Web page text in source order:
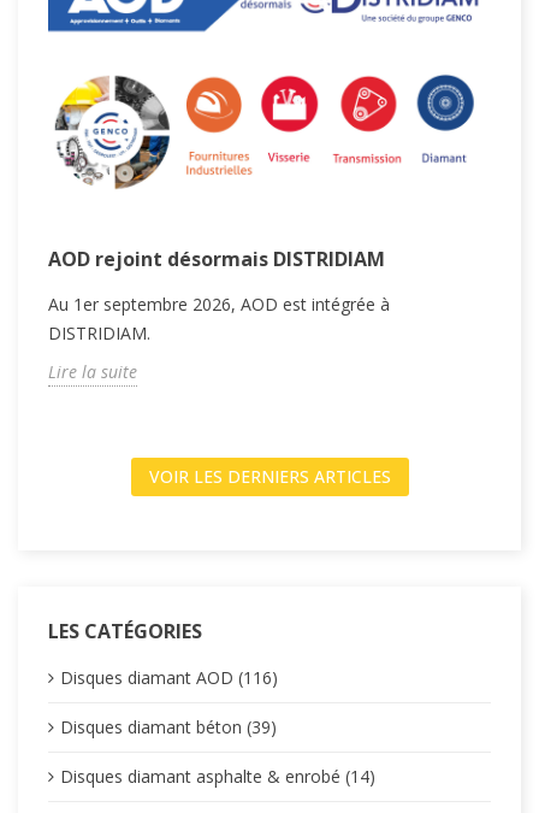
AOD rejoint désormais DISTRIDIAM
Au 1er septembre 2026, AOD est intégrée à
DISTRIDIAM.
Lire la suite
VOIR LES DERNIERS ARTICLES
LES CATÉGORIES
Disques diamant AOD (116)
Disques diamant béton (39)
Disques diamant asphalte & enrobé (14)